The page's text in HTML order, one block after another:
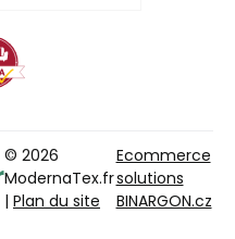
© 2026
ModernaTex.fr
| Plan du site
Ecommerce
solutions
BINARGON.cz